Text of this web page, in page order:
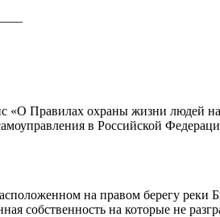
«О Правилах охраны жизни людей
в Российской
на правом берегу реки
собственность на которые не